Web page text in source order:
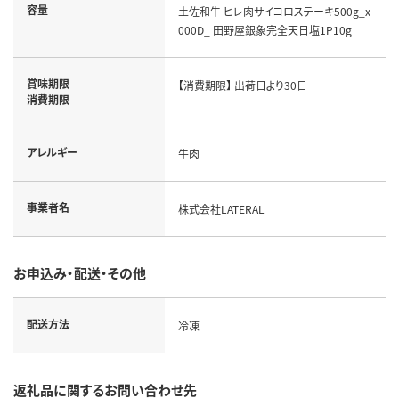
容量
土佐和牛 ヒレ肉サイコロステーキ500g_x
000D_ 田野屋銀象完全天日塩1P10g
賞味期限
消費期限
【消費期限】 出荷日より30日
アレルギー 牛肉
事業者名 株式会社LATERAL
お申込み・配送・その他
配送方法 冷凍
返礼品に関するお問い合わせ先